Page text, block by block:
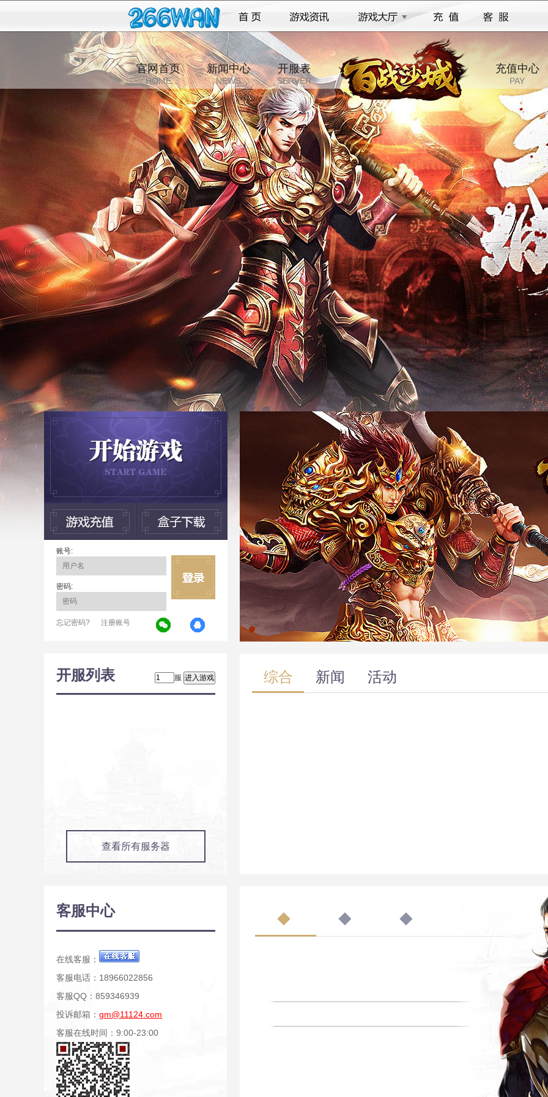
官网首页
HOME
新闻中心
NEWS
开服表
SERVER
充值中心
PAY
账号:
密码:
忘记密码? 注册账号
开服列表 服
查看所有服务器
客服中心
在线客服：
客服电话：18966022856
客服QQ：859346939
投诉邮箱： gm@11124.com
客服在线时间：9:00-23:00
综合 新闻 活动